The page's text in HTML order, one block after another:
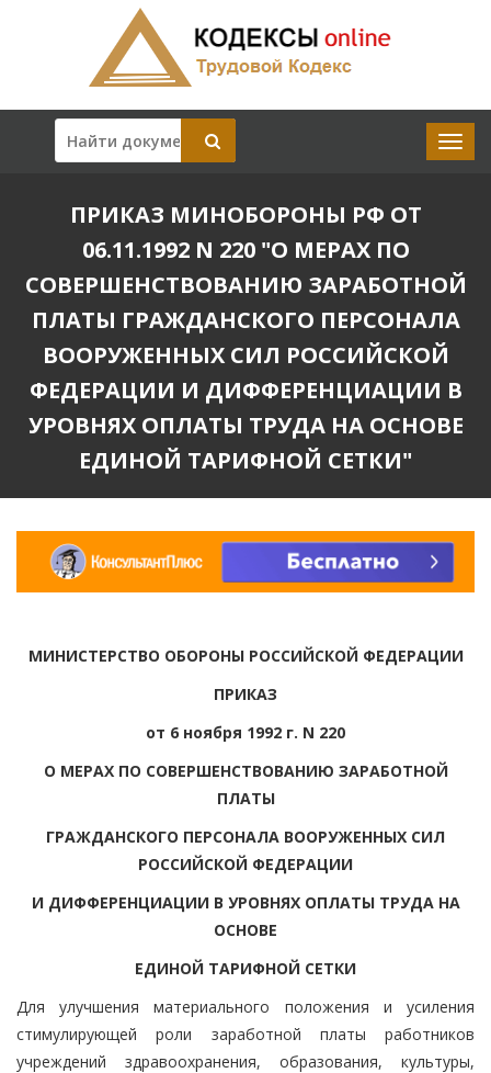
ПРИКАЗ МИНОБОРОНЫ РФ ОТ
06.11.1992 N 220 "О МЕРАХ ПО
СОВЕРШЕНСТВОВАНИЮ ЗАРАБОТНОЙ
ПЛАТЫ ГРАЖДАНСКОГО ПЕРСОНАЛА
ВООРУЖЕННЫХ СИЛ РОССИЙСКОЙ
ФЕДЕРАЦИИ И ДИФФЕРЕНЦИАЦИИ В
УРОВНЯХ ОПЛАТЫ ТРУДА НА ОСНОВЕ
ЕДИНОЙ ТАРИФНОЙ СЕТКИ"
МИНИСТЕРСТВО ОБОРОНЫ РОССИЙСКОЙ ФЕДЕРАЦИИ
ПРИКАЗ
от 6 ноября 1992 г. N 220
О МЕРАХ ПО СОВЕРШЕНСТВОВАНИЮ ЗАРАБОТНОЙ
ПЛАТЫ
ГРАЖДАНСКОГО ПЕРСОНАЛА ВООРУЖЕННЫХ СИЛ
РОССИЙСКОЙ ФЕДЕРАЦИИ
И ДИФФЕРЕНЦИАЦИИ В УРОВНЯХ ОПЛАТЫ ТРУДА НА
ОСНОВЕ
ЕДИНОЙ ТАРИФНОЙ СЕТКИ
Для улучшения материального положения и усиления
стимулирующей роли заработной платы работников
учреждений здравоохранения, образования, культуры,